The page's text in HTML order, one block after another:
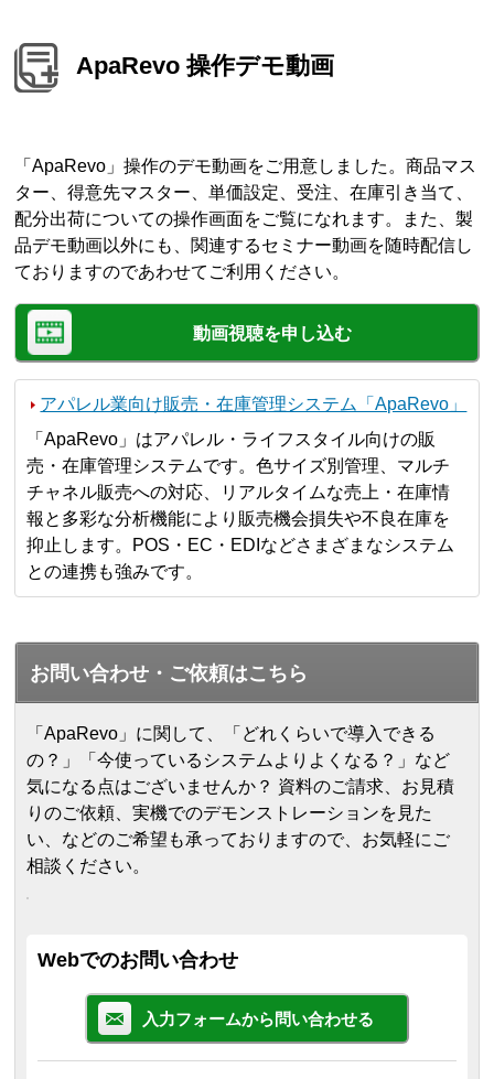
ApaRevo 操作デモ動画
「ApaRevo」操作のデモ動画をご用意しました。商品マス
ター、得意先マスター、単価設定、受注、在庫引き当て、
配分出荷についての操作画面をご覧になれます。また、製
品デモ動画以外にも、関連するセミナー動画を随時配信し
ておりますのであわせてご利用ください。
動画視聴を申し込む
アパレル業向け販売・在庫管理システム「ApaRevo」
「ApaRevo」はアパレル・ライフスタイル向けの販
売・在庫管理システムです。色サイズ別管理、マルチ
チャネル販売への対応、リアルタイムな売上・在庫情
報と多彩な分析機能により販売機会損失や不良在庫を
抑止します。POS・EC・EDIなどさまざまなシステム
との連携も強みです。
お問い合わせ・ご依頼はこちら
「ApaRevo」に関して、「どれくらいで導入できる
の？」「今使っているシステムよりよくなる？」など
気になる点はございませんか？ 資料のご請求、お見積
りのご依頼、実機でのデモンストレーションを見た
い、などのご希望も承っておりますので、お気軽にご
相談ください。
Webでのお問い合わせ
入力フォームから問い合わせる